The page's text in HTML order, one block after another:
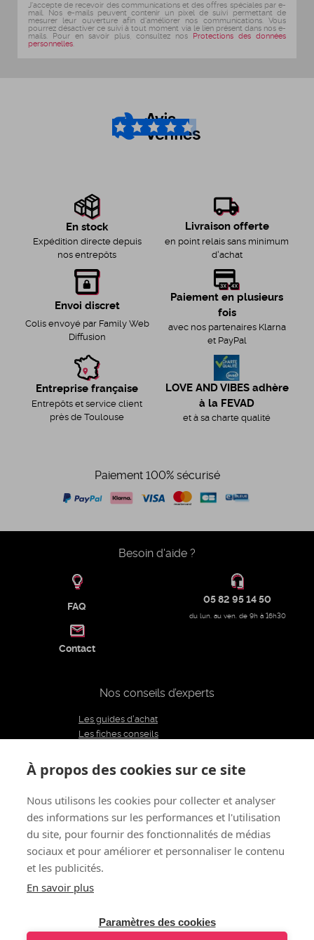
J'accepte de recevoir des communications et des offres spéciales par e-
mail. Nos e-mails peuvent contenir un pixel de suivi permettant de
mesurer leur ouverture afin d'améliorer nos communications. Vous
pourrez désactiver ce suivi à tout moment via le lien présent dans nos e-
mails. Pour en savoir plus, consultez nos Protections des données
personnelles
4.6/5
En stock
Expédition directe depuis
nos entrepôts
Livraison offerte
en point relais sans minimum
d'achat
Envoi discret
Colis envoyé par Family Web
Diffusion
Paiement en plusieurs
fois
avec nos partenaires Klarna
et PayPal
Entreprise française
Entrepôts et service client
près de Toulouse
LOVE AND VIBES adhère
à la FEVAD
et à sa charte qualité
Paiement 100% sécurisé
Besoin d'aide ?
FAQ
05 82 95 14 50
du lun. au ven. de 9h à 16h30
Contact
Nos conseils d’experts
Les guides d'achat
Les fiches conseils
Le blog
Restons connectés
© 2011 - 2026 LOVE AND VIBES Tous droits réservés
À propos des cookies sur ce site
Nous utilisons les cookies pour collecter et analyser
des informations sur les performances et l'utilisation
du site, pour fournir des fonctionnalités de médias
sociaux et pour améliorer et personnaliser le contenu
et les publicités.
En savoir plus
Paramètres des cookies